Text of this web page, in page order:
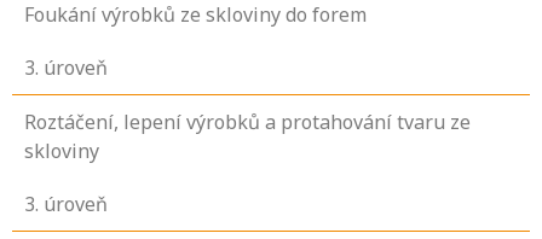
Foukání výrobků ze skloviny do forem
3. úroveň
Roztáčení, lepení výrobků a protahování tvaru ze
skloviny
3. úroveň